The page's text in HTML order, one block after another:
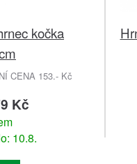
kočka
CENA 153.- Kč
Kč
10.8.